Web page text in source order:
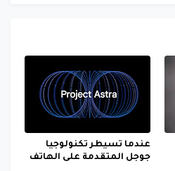
عندما تسيطر تكنولوجيا
جوجل المتقدمة على الهاتف